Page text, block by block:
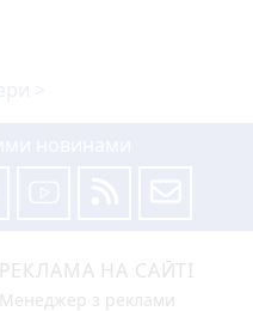
РЕКЛАМА НА САЙТІ
Менеджер з реклами